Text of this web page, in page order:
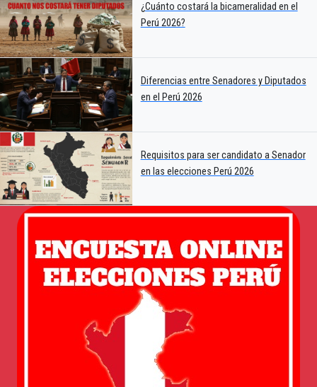
¿Cuánto costará la bicameralidad en el
Perú 2026?
Diferencias entre Senadores y Diputados
en el Perú 2026
Requisitos para ser candidato a Senador
en las elecciones Perú 2026